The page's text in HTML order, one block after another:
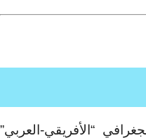
“الأفريقي-العربي”